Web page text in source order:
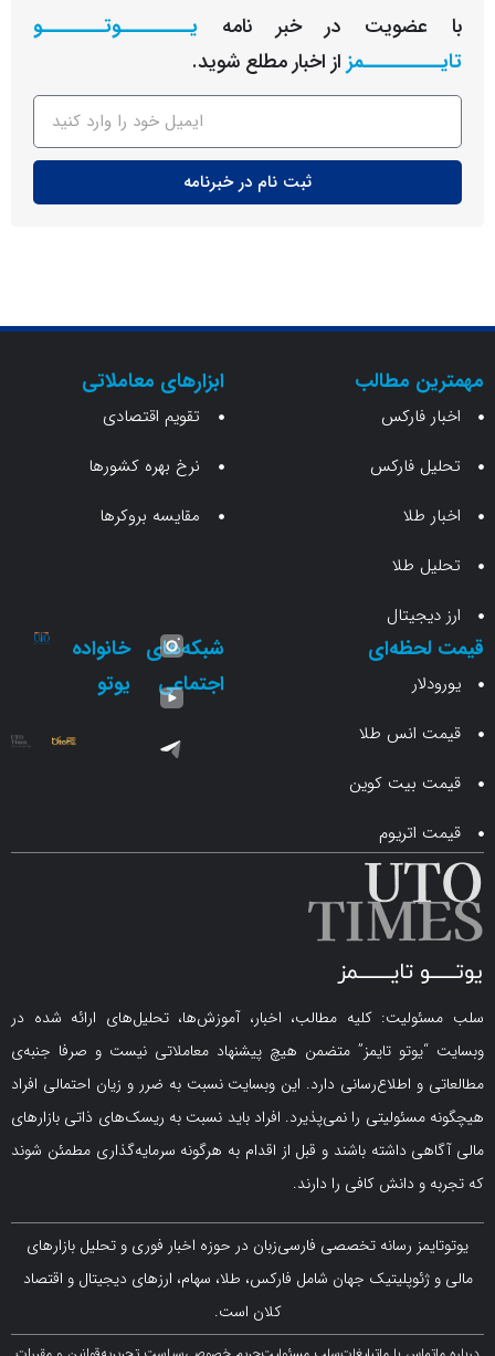
در خبر نامه
یـــــــــوتــــــــو
از اخبار مطلع شوید.
ثبت نام در خبرنامه
مطالب
فارکس
فارکس
ابزارهای معاملاتی
تقویم اقتصادی
نرخ بهره کشورها
مقایسه بروکرها
انس طلا
بیت کوین
شبکه‌های خانواده
یوتو
کلیه مطالب، اخبار، آموزش‌ها، تحلیل‌های ارائه شده در
تایمز” متضمن هیچ پیشنهاد معاملاتی نیست و صرفا جنبه‌ی
اطلاع‌رسانی دارد. این وبسایت نسبت به ضرر و زیان احتمالی افراد
را نمی‌پذیرد. افراد باید نسبت به ریسک‌های ذاتی بازارهای
داشته باشند و قبل از اقدام به هرگونه سرمایه‌گذاری مطمئن شوند
دانش کافی را دارند.
رسانه تخصصی فارسی‌زبان در حوزه اخبار فوری و تحلیل بازارهای
جهان شامل فارکس، طلا، سهام، ارزهای دیجیتال و اقتصاد